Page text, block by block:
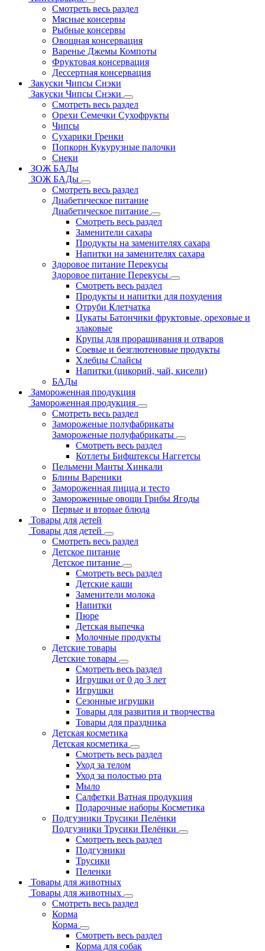
Смотреть весь раздел
Мясные консервы
Рыбные консервы
Овощная консервация
Варенье Джемы Компоты
Фруктовая консервация
Дессертная консервация
Закуски Чипсы Снэки
Закуски Чипсы Снэки
Смотреть весь раздел
Орехи Семечки Сухофрукты
Чипсы
Сухарики Гренки
Попкорн Кукурузные палочки
Снеки
ЗОЖ БАДы
ЗОЖ БАДы
Смотреть весь раздел
Диабетическое питание
Диабетическое питание
Смотреть весь раздел
Заменители сахара
Продукты на заменителях сахара
Напитки на заменителях сахара
Здоровое питание Перекусы
Здоровое питание Перекусы
Смотреть весь раздел
Продукты и напитки для похудения
Отруби Клетчатка
Цукаты Батончики фруктовые, ореховые и
злаковые
Крупы для проращивания и отваров
Соевые и безглютеновые продукты
Хлебцы Слайсы
Напитки (цикорий, чай, кисели)
БАДы
Замороженная продукция
Замороженная продукция
Смотреть весь раздел
Замороженые полуфабрикаты
Замороженые полуфабрикаты
Смотреть весь раздел
Котлеты Бифштексы Наггетсы
Пельмени Манты Хинкали
Блины Вареники
Замороженная пицца и тесто
Замороженные овощи Грибы Ягоды
Первые и вторые блюда
Товары для детей
Товары для детей
Смотреть весь раздел
Детское питание
Детское питание
Смотреть весь раздел
Детские каши
Заменители молока
Напитки
Пюре
Детская выпечка
Молочные продукты
Детские товары
Детские товары
Смотреть весь раздел
Игрушки от 0 до 3 лет
Игрушки
Сезонные игрушки
Товары для развития и творчества
Товары для праздника
Детская косметика
Детская косметика
Смотреть весь раздел
Уход за телом
Уход за полостью рта
Мыло
Салфетки Ватная продукция
Подарочные наборы Косметика
Подгузники Трусики Пелёнки
Подгузники Трусики Пелёнки
Смотреть весь раздел
Подгузники
Трусики
Пеленки
Товары для животных
Товары для животных
Смотреть весь раздел
Корма
Корма
Смотреть весь раздел
Корма для собак